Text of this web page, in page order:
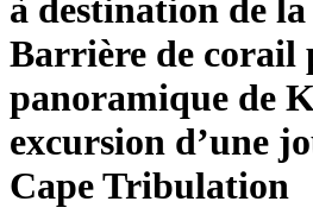
à destination de
Barrière de corail
panoramique de
excursion d’une
Cape Tribulation